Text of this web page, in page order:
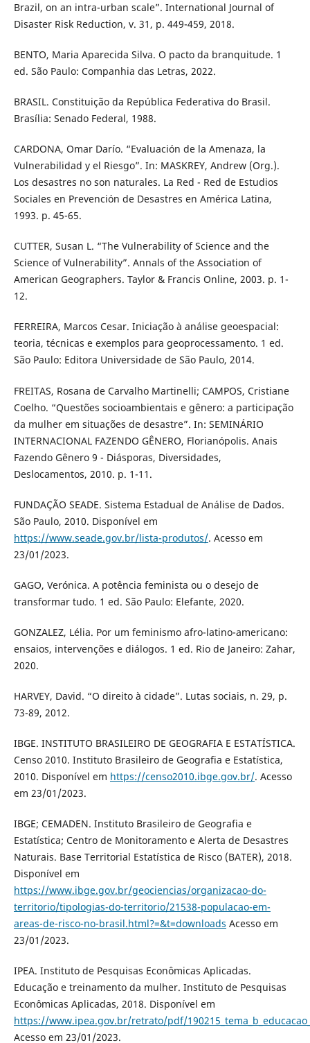
Brazil, on an intra-urban scale”. International Journal of
Disaster Risk Reduction, v. 31, p. 449-459, 2018.
BENTO, Maria Aparecida Silva. O pacto da branquitude. 1
ed. São Paulo: Companhia das Letras, 2022.
BRASIL. Constituição da República Federativa do Brasil.
Brasília: Senado Federal, 1988.
CARDONA, Omar Darío. “Evaluación de la Amenaza, la
Vulnerabilidad y el Riesgo”. In: MASKREY, Andrew (Org.).
Los desastres no son naturales. La Red - Red de Estudios
Sociales en Prevención de Desastres en América Latina,
1993. p. 45-65.
CUTTER, Susan L. “The Vulnerability of Science and the
Science of Vulnerability”. Annals of the Association of
American Geographers. Taylor & Francis Online, 2003. p. 1-
12.
FERREIRA, Marcos Cesar. Iniciação à análise geoespacial:
teoria, técnicas e exemplos para geoprocessamento. 1 ed.
São Paulo: Editora Universidade de São Paulo, 2014.
FREITAS, Rosana de Carvalho Martinelli; CAMPOS, Cristiane
Coelho. “Questões socioambientais e gênero: a participação
da mulher em situações de desastre”. In: SEMINÁRIO
INTERNACIONAL FAZENDO GÊNERO, Florianópolis. Anais
Fazendo Gênero 9 - Diásporas, Diversidades,
Deslocamentos, 2010. p. 1-11.
FUNDAÇÃO SEADE. Sistema Estadual de Análise de Dados.
São Paulo, 2010. Disponível em
https://www.seade.gov.br/lista-produtos/. Acesso em
23/01/2023.
GAGO, Verónica. A potência feminista ou o desejo de
transformar tudo. 1 ed. São Paulo: Elefante, 2020.
GONZALEZ, Lélia. Por um feminismo afro-latino-americano:
ensaios, intervenções e diálogos. 1 ed. Rio de Janeiro: Zahar,
2020.
HARVEY, David. “O direito à cidade”. Lutas sociais, n. 29, p.
73-89, 2012.
IBGE. INSTITUTO BRASILEIRO DE GEOGRAFIA E ESTATÍSTICA.
Censo 2010. Instituto Brasileiro de Geografia e Estatística,
2010. Disponível em https://censo2010.ibge.gov.br/. Acesso
em 23/01/2023.
IBGE; CEMADEN. Instituto Brasileiro de Geografia e
Estatística; Centro de Monitoramento e Alerta de Desastres
Naturais. Base Territorial Estatística de Risco (BATER), 2018.
Disponível em
https://www.ibge.gov.br/geociencias/organizacao-do-
territorio/tipologias-do-territorio/21538-populacao-em-
areas-de-risco-no-brasil.html?=&t=downloads Acesso em
23/01/2023.
IPEA. Instituto de Pesquisas Econômicas Aplicadas.
Educação e treinamento da mulher. Instituto de Pesquisas
Econômicas Aplicadas, 2018. Disponível em
https://www.ipea.gov.br/retrato/pdf/
Acesso em 23/01/2023.